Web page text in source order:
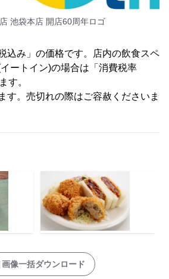
池袋本店 開店60周年ロゴ
込み」の価格です。店内の飲食スペ
ートイン)の場合は「消費税率
す。
す。売切れの際はご容赦くださいま
画像一括ダウンロード